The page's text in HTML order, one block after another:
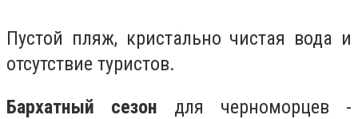
Пустой пляж, кристально чистая вода и
отсутствие туристов.
Бархатный сезон для черноморцев -